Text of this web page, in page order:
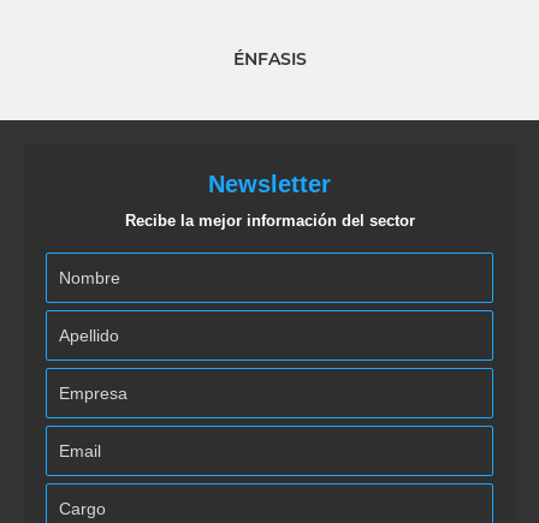
ÉNFASIS
Newsletter
Recibe la mejor información del sector